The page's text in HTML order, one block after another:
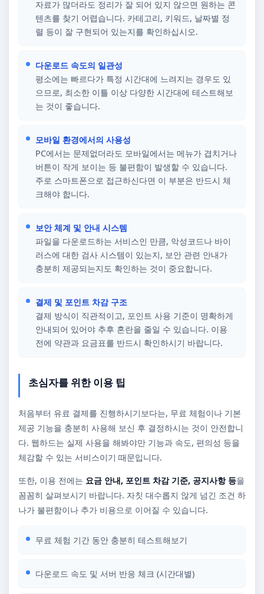
자료가 많더라도 정리가 잘 되어 있지 않으면 원하는 콘
텐츠를 찾기 어렵습니다. 카테고리, 키워드, 날짜별 정
렬 등이 잘 구현되어 있는지를 확인하십시오.
다운로드 속도의 일관성
평소에는 빠르다가 특정 시간대에 느려지는 경우도 있
으므로, 최소한 이틀 이상 다양한 시간대에 테스트해보
는 것이 좋습니다.
모바일 환경에서의 사용성
PC에서는 문제없더라도 모바일에서는 메뉴가 겹치거나
버튼이 작게 보이는 등 불편함이 발생할 수 있습니다.
주로 스마트폰으로 접근하신다면 이 부분은 반드시 체
크해야 합니다.
보안 체계 및 안내 시스템
파일을 다운로드하는 서비스인 만큼, 악성코드나 바이
러스에 대한 검사 시스템이 있는지, 보안 관련 안내가
충분히 제공되는지도 확인하는 것이 중요합니다.
결제 및 포인트 차감 구조
결제 방식이 직관적이고, 포인트 사용 기준이 명확하게
안내되어 있어야 추후 혼란을 줄일 수 있습니다. 이용
전에 약관과 요금표를 반드시 확인하시기 바랍니다.
초심자를 위한 이용 팁
처음부터 유료 결제를 진행하시기보다는, 무료 체험이나 기본
제공 기능을 충분히 사용해 보신 후 결정하시는 것이 안전합니
다. 웹하드는 실제 사용을 해봐야만 기능과 속도, 편의성 등을
체감할 수 있는 서비스이기 때문입니다.
또한, 이용 전에는 요금 안내, 포인트 차감 기준, 공지사항 등을
꼼꼼히 살펴보시기 바랍니다. 자칫 대수롭지 않게 넘긴 조건 하
나가 불편함이나 추가 비용으로 이어질 수 있습니다.
무료 체험 기간 동안 충분히 테스트해보기
다운로드 속도 및 서버 반응 체크 (시간대별)